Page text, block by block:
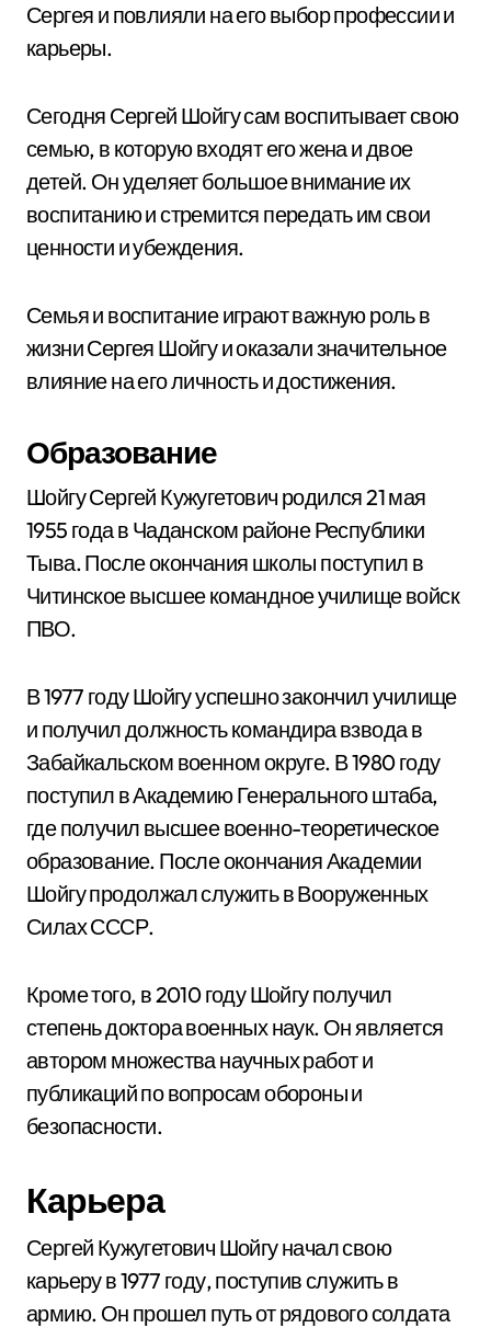
Сергея и повлияли на его выбор профессии и
карьеры.
Сегодня Сергей Шойгу сам воспитывает свою
семью, в которую входят его жена и двое
детей. Он уделяет большое внимание их
воспитанию и стремится передать им свои
ценности и убеждения.
Семья и воспитание играют важную роль в
жизни Сергея Шойгу и оказали значительное
влияние на его личность и достижения.
Образование
Шойгу Сергей Кужугетович родился 21 мая
1955 года в Чаданском районе Республики
Тыва. После окончания школы поступил в
Читинское высшее командное училище войск
ПВО.
В 1977 году Шойгу успешно закончил училище
и получил должность командира взвода в
Забайкальском военном округе. В 1980 году
поступил в Академию Генерального штаба,
где получил высшее военно-теоретическое
образование. После окончания Академии
Шойгу продолжал служить в Вооруженных
Силах СССР.
Кроме того, в 2010 году Шойгу получил
степень доктора военных наук. Он является
автором множества научных работ и
публикаций по вопросам обороны и
безопасности.
Карьера
Сергей Кужугетович Шойгу начал свою
карьеру в 1977 году, поступив служить в
армию. Он прошел путь от рядового солдата